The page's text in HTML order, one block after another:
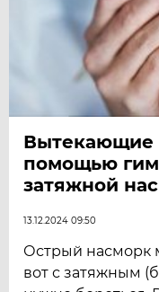
Вытекающие
помощью
затяжной
13.12.2024 09:50
Острый насморк
вот с затяжным